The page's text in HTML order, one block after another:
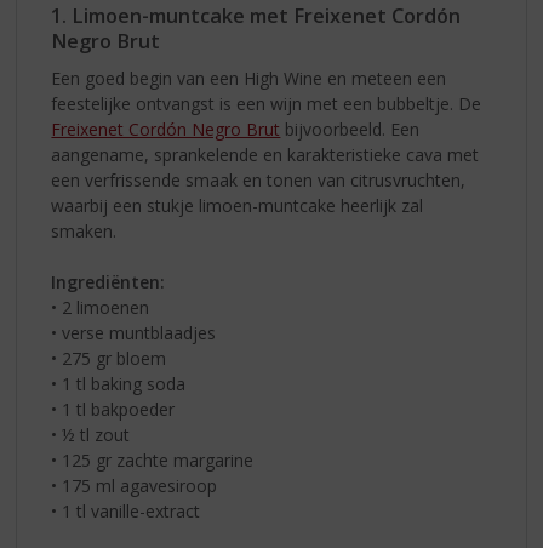
1. Limoen-muntcake met Freixenet Cordón
Negro Brut
Een goed begin van een High Wine en meteen een
feestelijke ontvangst is een wijn met een bubbeltje. De
Freixenet Cordón Negro Brut bijvoorbeeld. Een
aangename, sprankelende en karakteristieke cava met
een verfrissende smaak en tonen van citrusvruchten,
waarbij een stukje limoen-muntcake heerlijk zal
smaken.
Ingrediënten:
• 2 limoenen
• verse muntblaadjes
• 275 gr bloem
• 1 tl baking soda
• 1 tl bakpoeder
• ½ tl zout
• 125 gr zachte margarine
• 175 ml agavesiroop
• 1 tl vanille-extract